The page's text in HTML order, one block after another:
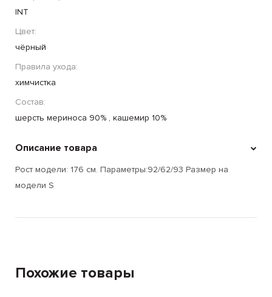
INT
Цвет:
чёрный
Правила ухода:
химчистка
Состав:
шерсть мериноса 90% , кашемир 10%
Описание товара
Рост модели: 176 см. Параметры:92/62/93 Размер на
модели S
Похожие товары